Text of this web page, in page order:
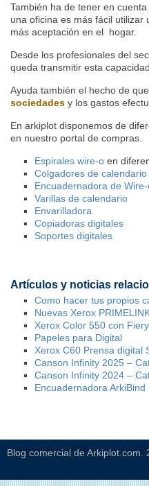
También ha de tener en
una oficina es más fácil
más aceptación en el hogar.
Desde los profesionales del
queda transmitir esta
Ayuda también el hecho de
sociedades y los gastos
En arkiplot disponemos de
en nuestro portal de compras.
Espirales wire-o en
Colgadores de calendario
Encuadernadora de
Varillas de calendario
Envarilladora
Copiadoras digitales
Soportes digitales
Artículos y noticias
Como hacer tus propios
Nuevas Xerox
Xerox Color 550 con
Papeles para Digital
Xerox C60 Prensa digital
Canson Infinity 2025 –
Canson Infinity 2024 –
Encuadernadora ArkiBind
Blog comercial de Arkiplot.com.